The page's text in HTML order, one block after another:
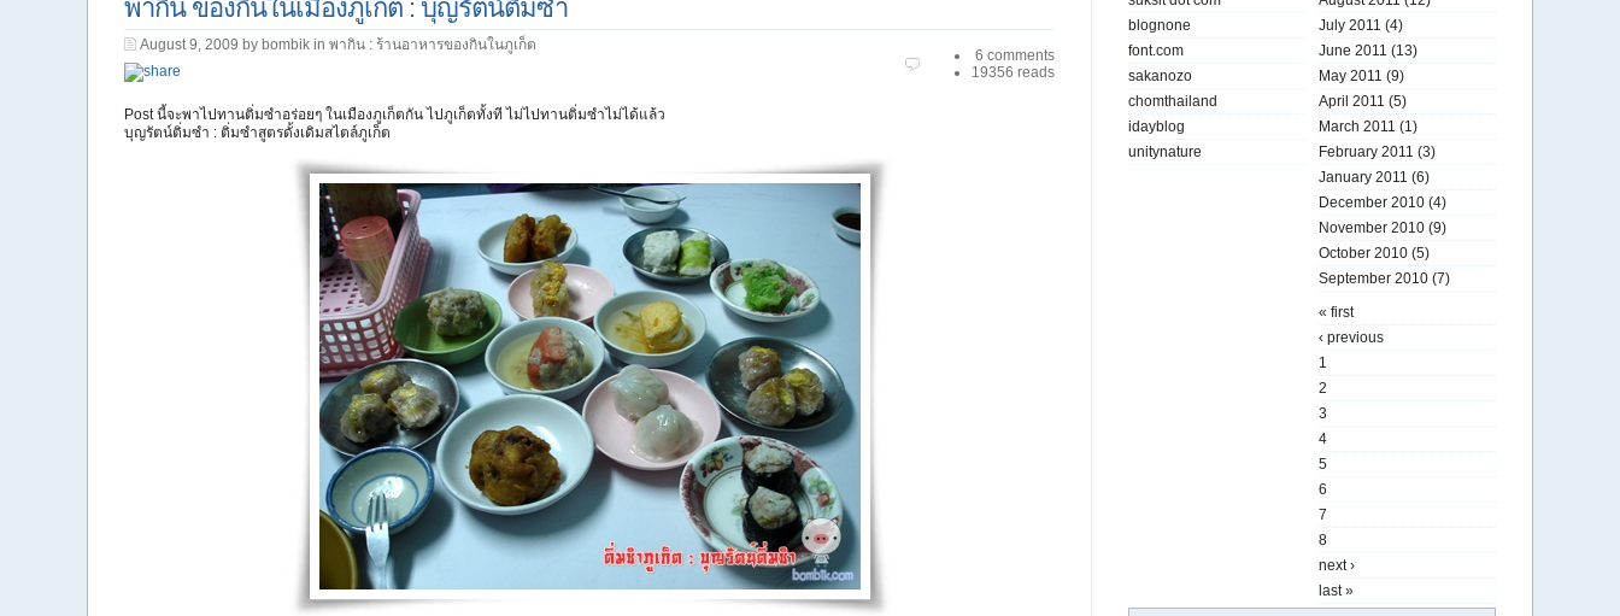
พากิน ของกินในเมืองภูเก็ต : บุญรัตน์ติ่มซำ
August 9, 2009 by bombik in พากิน : ร้านอาหารของกินในภูเก็ต
6 comments
19356 reads
Post นี้จะพาไปทานติ่มซำอร่อยๆ ในเมืองภูเก็ตกัน ไปภูเก็ตทั้งที ไม่ไปทานติ่มซำไม่ได้แล้ว
บุญรัตน์ติ่มซำ : ติ่มซำสูตรดั้งเดิมสไตล์ภูเก็ต
blognone
font.com
sakanozo
chomthailand
idayblog
unitynature
July 2011 (4)
June 2011 (13)
May 2011 (9)
April 2011 (5)
March 2011 (1)
February 2011 (3)
January 2011 (6)
December 2010 (4)
November 2010 (9)
October 2010 (5)
September 2010 (7)
« first
‹ previous
1
2
3
4
5
6
7
8
next ›
last »